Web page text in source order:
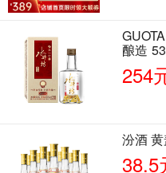
酿造
单瓶装
254
汾酒
38.5